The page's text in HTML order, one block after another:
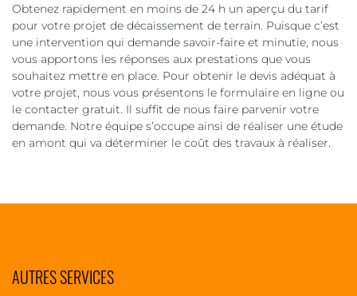
Obtenez rapidement en moins de 24 h un aperçu du tarif
pour votre projet de décaissement de terrain. Puisque c’est
une intervention qui demande savoir-faire et minutie, nous
vous apportons les réponses aux prestations que vous
souhaitez mettre en place. Pour obtenir le devis adéquat à
votre projet, nous vous présentons le formulaire en ligne ou
le contacter gratuit. Il suffit de nous faire parvenir votre
demande. Notre équipe s’occupe ainsi de réaliser une étude
en amont qui va déterminer le coût des travaux à réaliser.
AUTRES SERVICES